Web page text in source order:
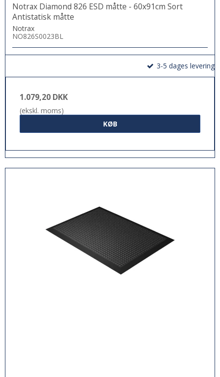
Notrax Diamond 826 ESD måtte - 60x91cm Sort
Antistatisk måtte
Notrax
NO826S0023BL
3-5 dages levering
1.079,20 DKK
(ekskl. moms)
KØB